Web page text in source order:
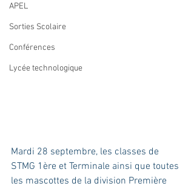
APEL
Sorties Scolaire
Conférences
Lycée technologique
Mardi 28 septembre, les classes de
STMG 1ère et Terminale ainsi que toutes
les mascottes de la division Première